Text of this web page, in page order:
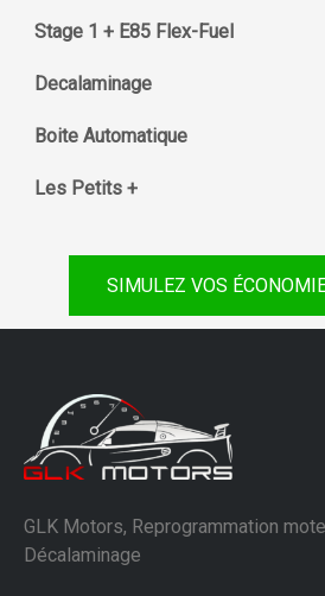
Stage 1 + E85 Flex-Fuel
Decalaminage
Boite Automatique
Les Petits +
SIMULEZ VOS
GLK Motors, Reprogrammation
Décalaminage